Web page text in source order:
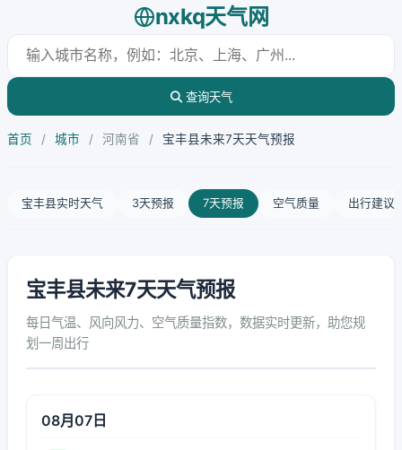
nxkq天气网
查询天气
首页 / 城市 / 河南省 / 宝丰县未来7天天气预报
宝丰县实时天气 3天预报 7天预报 空气质量 出行建议
宝丰县未来7天天气预报
每日气温、风向风力、空气质量指数，数据实时更新，助您规
划一周出行
08月07日